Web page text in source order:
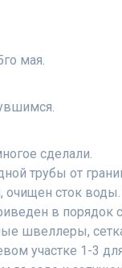
мая.
сделали.
трубы от
очищен сток
в порядок
швеллеры,
участке 1-3